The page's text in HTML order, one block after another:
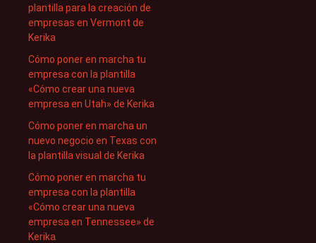
plantilla para la creación de
empresas en Vermont de
Kerika
Cómo poner en marcha tu
empresa con la plantilla
«Cómo crear una nueva
empresa en Utah» de Kerika
Cómo poner en marcha un
nuevo negocio en Texas con
la plantilla visual de Kerika
Cómo poner en marcha tu
empresa con la plantilla
«Cómo crear una nueva
empresa en Tennessee» de
Kerika